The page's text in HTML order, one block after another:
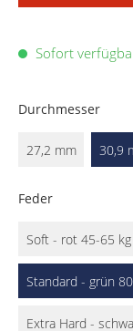
Sofort
Durchmesser
27,2 mm 30,9
Feder
Soft - rot 45-65 kg
Standard - grün
Extra Hard -